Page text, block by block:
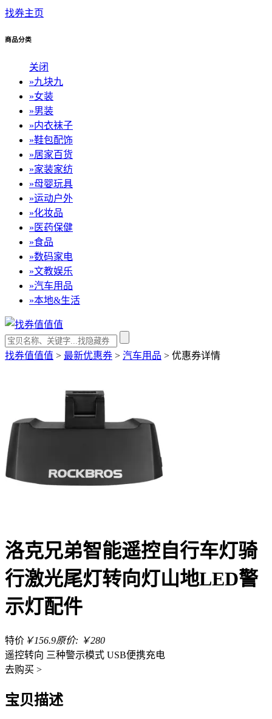
找券主页
商品分类
关闭
»九块九
»女装
»男装
»内衣袜子
»鞋包配饰
»居家百货
»家装家纺
»母婴玩具
»运动户外
»化妆品
» 医药保健
»食品
»数码家电
»文教娱乐
»汽车用品
»本地&生活
找券值值值 > 最新优惠券 > 汽车用品 > 优惠券详情
洛克兄弟智能遥控自行车灯骑
行激光尾灯转向灯山地LED警
示灯配件
特价 ￥156.9原价: ￥280
遥控转向 三种警示模式 USB便携充电
去购买 >
宝贝描述